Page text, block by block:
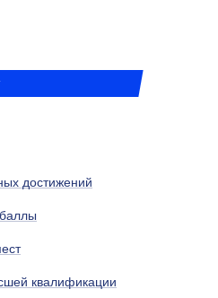
достижений
квалификации